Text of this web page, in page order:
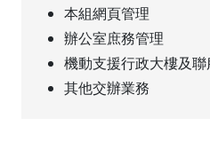
本組網頁管理
辦公室庶務管理
機動支援行政大樓及
其他交辦業務